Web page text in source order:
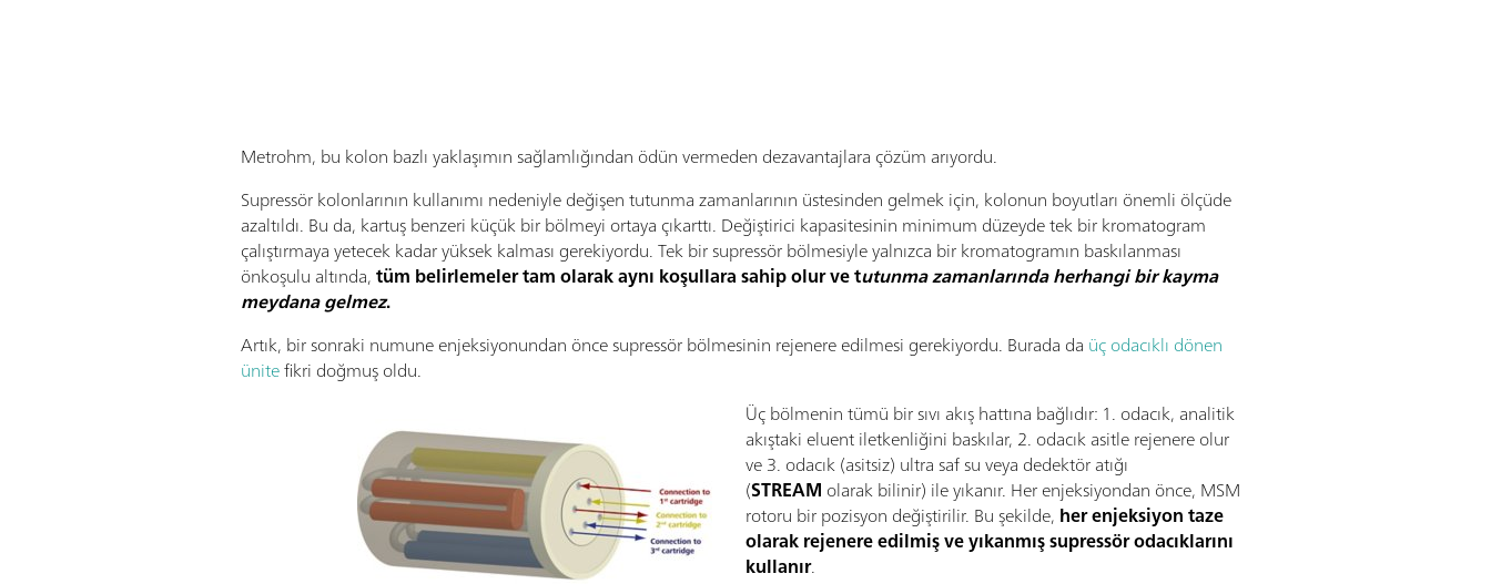
Metrohm, bu kolon bazlı yaklaşımın sağlamlığından ödün vermeden dezavantajlara çözüm arıyordu.
Supressör kolonlarının kullanımı nedeniyle değişen tutunma zamanlarının üstesinden gelmek için, kolonun boyutları önemli ölçüde
azaltıldı. Bu da, kartuş benzeri küçük bir bölmeyi ortaya çıkarttı. Değiştirici kapasitesinin minimum düzeyde tek bir kromatogram
çalıştırmaya yetecek kadar yüksek kalması gerekiyordu. Tek bir supressör bölmesiyle yalnızca bir kromatogramın baskılanması
önkoşulu altında,tüm belirlemeler tam olarak aynı koşullara sahip olur ve tutunma zamanlarında herhangi bir kayma
meydana gelmez.
Artık, bir sonraki numune enjeksiyonundan önce supressör bölmesinin rejenere edilmesi gerekiyordu. Burada da üç odacıklı dönen
ünitefikri doğmuş oldu.
Üç bölmenin tümü bir sıvı akış hattına bağlıdır: 1. odacık, analitik
akıştaki eluent iletkenliğini baskılar, 2. odacık asitle rejenere olur
ve 3. odacık (asitsiz) ultra saf su veya dedektör atığı
(STREAM olarak bilinir) ile yıkanır. Her enjeksiyondan önce, MSM
rotoru bir pozisyon değiştirilir. Bu şekilde, her enjeksiyon taze
olarak rejenere edilmiş ve yıkanmış supressör odacıklarını
kullanır.